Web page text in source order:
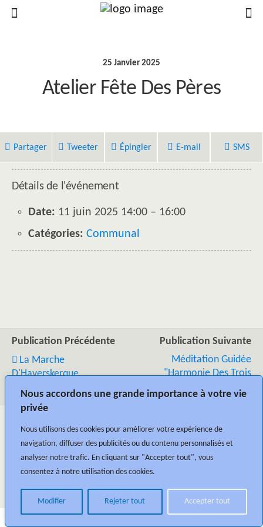
Nous accordons une grande importance à votre vie
privée
Nous utilisons des cookies pour améliorer votre expérience de
navigation, diffuser des publicités ou du contenu personnalisés et
analyser notre trafic. En cliquant sur "Accepter tout", vous
consentez à notre utilisation des cookies.
Modifier Rejeter tout Accepter tout
25 Janvier 2025
Atelier Fête Des Pères
Partager Tweeter Épingler E-mail SMS
Détails de l'événement
Date: 11 juin 2025 14:00 – 16:00
Catégories: Communal
Publication Précédente
La Marche
D'Haverskerque
Publication Suivante
Méditation Guidée
"Harmonie Des Trois
Mondes"
Retour au début